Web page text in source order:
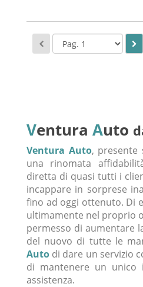
Ventura Auto
Ventura Auto, presente
una rinomata
diretta di quasi tutti i
incappare in sorprese
fino ad oggi ottenuto. Di
ultimamente nel proprio
permesso di aumentare
del nuovo di tutte le
Auto di dare un servizio
di mantenere un unico
assistenza.